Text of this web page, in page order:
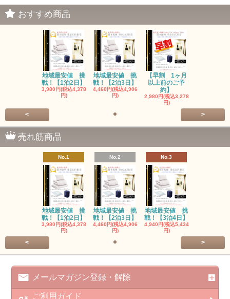
おすすめ商品
地域最安値 挑
戦！【1泊2日】
3,980円(税込4,378
円)
地域最安値 挑
戦！【2泊3日】
4,460円(税込4,906
円)
【早割 1ヶ月
以上前のご予
約】
2,980円(税込3,278
円)
< >
売れ筋商品
No.1
地域最安値 挑
戦！【1泊2日】
3,980円(税込4,378
円)
No.2
地域最安値 挑
戦！【2泊3日】
4,460円(税込4,906
円)
No.3
地域最安値 挑
戦！【3泊4日】
4,940円(税込5,434
円)
< >
メールマガジン登録・解除
ご利用ガイド